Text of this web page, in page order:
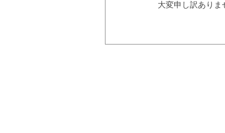
大変申し訳あり